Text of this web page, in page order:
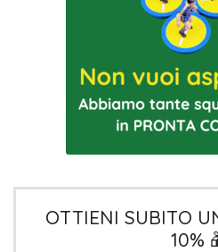
OTTIENI SUBITO
10%